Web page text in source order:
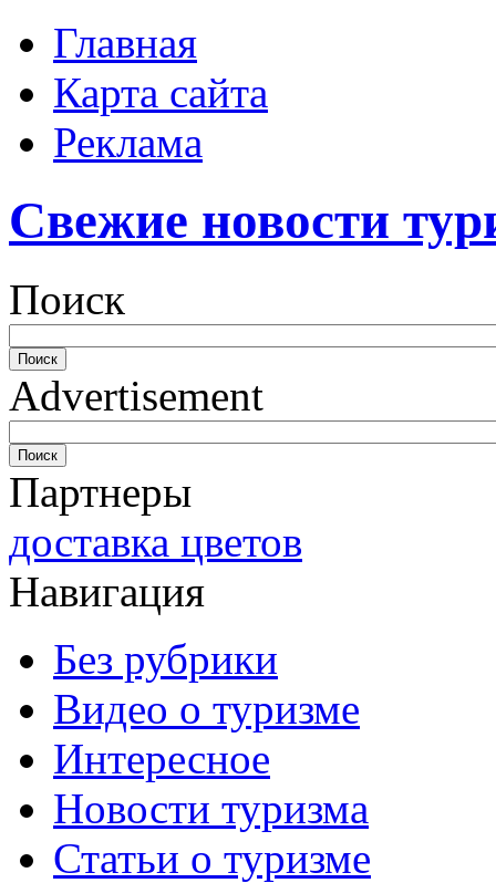
Главная
Карта сайта
Реклама
Свежие новости
Поиск
Advertisement
Партнеры
доставка цветов
Навигация
Без рубрики
Видео о туризме
Интересное
Новости туризма
Статьи о туризме